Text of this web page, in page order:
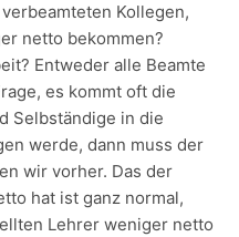
Kollegen,
netto bekommen?
Entweder alle Beamte
es kommt oft die
Selbständige in die
werde, dann muss der
wir vorher. Das der
hat ist ganz normal,
Lehrer weniger netto